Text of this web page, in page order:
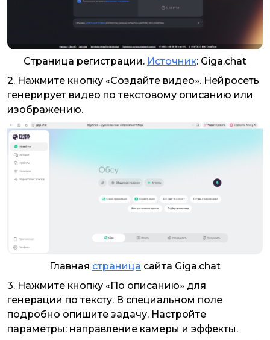
Страница регистрации. Источник: Giga.chat
2. Нажмите кнопку «Создайте видео». Нейросеть
генерирует видео по текстовому описанию или
изображению.
Главная страница сайта Giga.chat
3. Нажмите кнопку «По описанию» для
генерации по тексту. В специальном поле
подробно опишите задачу. Настройте
параметры: направление камеры и эффекты.